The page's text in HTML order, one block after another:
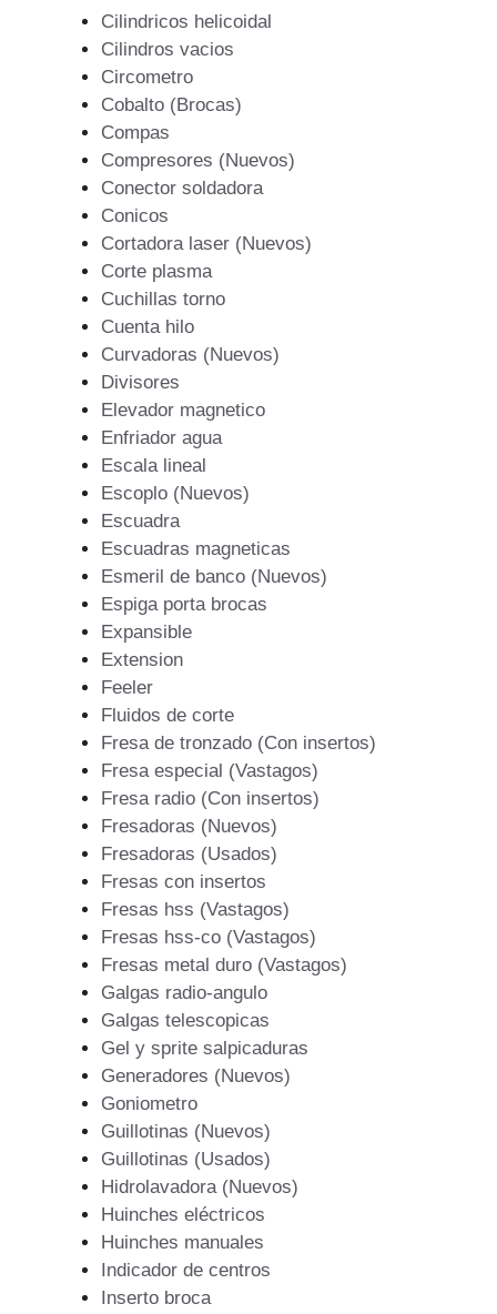
Cilindricos helicoidal
Cilindros vacios
Circometro
Cobalto (Brocas)
Compas
Compresores (Nuevos)
Conector soldadora
Conicos
Cortadora laser (Nuevos)
Corte plasma
Cuchillas torno
Cuenta hilo
Curvadoras (Nuevos)
Divisores
Elevador magnetico
Enfriador agua
Escala lineal
Escoplo (Nuevos)
Escuadra
Escuadras magneticas
Esmeril de banco (Nuevos)
Espiga porta brocas
Expansible
Extension
Feeler
Fluidos de corte
Fresa de tronzado (Con insertos)
Fresa especial (Vastagos)
Fresa radio (Con insertos)
Fresadoras (Nuevos)
Fresadoras (Usados)
Fresas con insertos
Fresas hss (Vastagos)
Fresas hss-co (Vastagos)
Fresas metal duro (Vastagos)
Galgas radio-angulo
Galgas telescopicas
Gel y sprite salpicaduras
Generadores (Nuevos)
Goniometro
Guillotinas (Nuevos)
Guillotinas (Usados)
Hidrolavadora (Nuevos)
Huinches eléctricos
Huinches manuales
Indicador de centros
Inserto broca